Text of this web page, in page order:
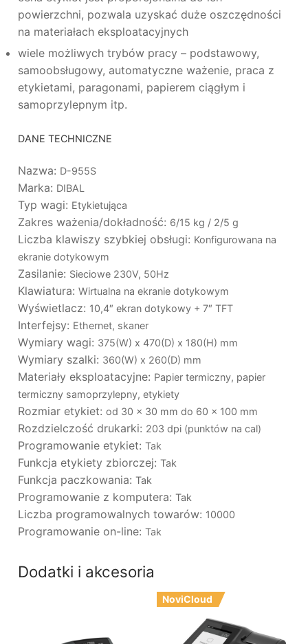
powierzchni, pozwala uzyskać duże oszczędności
na materiałach eksploatacyjnych
wiele możliwych trybów pracy – podstawowy,
samoobsługowy, automatyczne ważenie, praca z
etykietami, paragonami, papierem ciągłym i
samoprzylepnym itp.
DANE TECHNICZNE
Nazwa: D-955S
Marka: DIBAL
Typ wagi: Etykietująca
Zakres ważenia/dokładność: 6/15 kg / 2/5 g
Liczba klawiszy szybkiej obsługi: Konfigurowana na
ekranie dotykowym
Zasilanie: Sieciowe 230V, 50Hz
Klawiatura: Wirtualna na ekranie dotykowym
Wyświetlacz: 10,4″ ekran dotykowy + 7″ TFT
Interfejsy: Ethernet, skaner
Wymiary wagi: 375(W) x 470(D) x 180(H) mm
Wymiary szalki: 360(W) x 260(D) mm
Materiały eksploatacyjne: Papier termiczny, papier
termiczny samoprzylepny, etykiety
Rozmiar etykiet: od 30 x 30 mm do 60 x 100 mm
Rozdzielczość drukarki: 203 dpi (punktów na cal)
Programowanie etykiet: Tak
Funkcja etykiety zbiorczej: Tak
Funkcja paczkowania: Tak
Programowanie z komputera: Tak
Liczba programowalnych towarów: 10000
Programowanie on-line: Tak
Dodatki i akcesoria
NoviCloud